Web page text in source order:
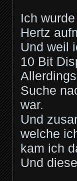
Ich
Hertz
Und weil
10 Bit
Suche
war.
Und
welche
kam ich
Und